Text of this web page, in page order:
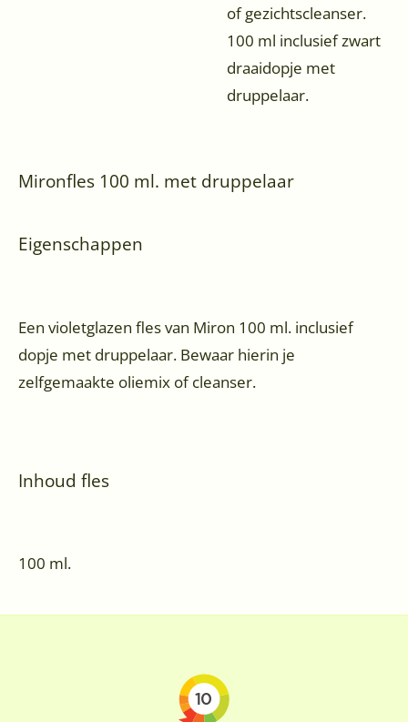
of gezichtscleanser.
100 ml inclusief zwart
draaidopje met
druppelaar.
Mironfles 100 ml. met druppelaar
Eigenschappen
Een violetglazen fles van Miron 100 ml. inclusief
dopje met druppelaar. Bewaar hierin je
zelfgemaakte oliemix of cleanser.
Inhoud fles
100 ml.